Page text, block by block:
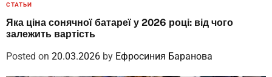
СТАТЬИ
Яка ціна сонячної батареї у 2026 році: від чого
залежить вартість
Posted on 20.03.2026 by Ефросиния Баранова